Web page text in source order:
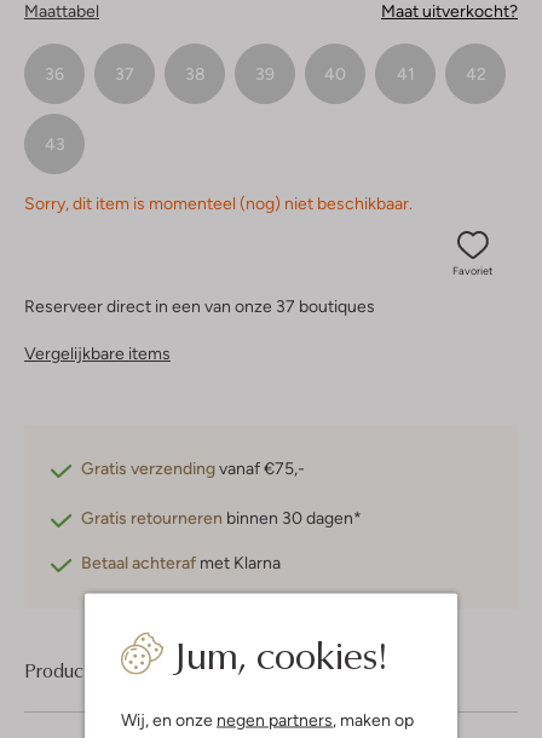
Jum, cookies!
Wij, en onze negen partners , maken op
Maattabel Maat uitverkocht?
36 37 38 39 40 41 42
43
Sorry, dit item is momenteel (nog) niet beschikbaar.
Favoriet
Reserveer direct in een van onze 37 boutiques
Vergelijkbare items
Gratis verzendingvanaf €75,-
Gratis retourneren binnen 30 dagen*
Betaal achteraf met Klarna
Product informatie